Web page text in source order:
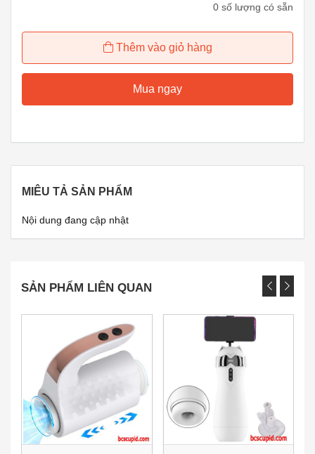
0 số lượng có sẵn
Thêm vào giỏ hàng
Mua ngay
MIÊU TẢ SẢN PHẨM
Nội dung đang cập nhật
SẢN PHẨM LIÊN QUAN